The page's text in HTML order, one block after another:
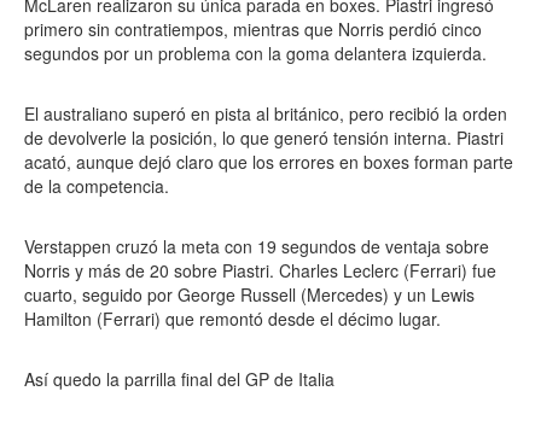
McLaren realizaron su única parada en boxes. Piastri ingresó
primero sin contratiempos, mientras que Norris perdió cinco
segundos por un problema con la goma delantera izquierda.
El australiano superó en pista al británico, pero recibió la orden
de devolverle la posición, lo que generó tensión interna. Piastri
acató, aunque dejó claro que los errores en boxes forman parte
de la competencia.
Verstappen cruzó la meta con 19 segundos de ventaja sobre
Norris y más de 20 sobre Piastri. Charles Leclerc (Ferrari) fue
cuarto, seguido por George Russell (Mercedes) y un Lewis
Hamilton (Ferrari) que remontó desde el décimo lugar.
Así quedo la parrilla final del GP de Italia